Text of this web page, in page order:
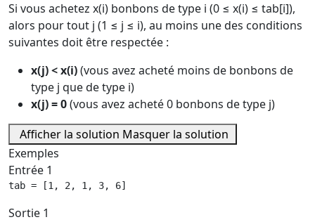
Si vous achetez x(i) bonbons de type i (0 ≤ x(i) ≤ tab[i]),
alors pour tout j (1 ≤ j ≤ i), au moins une des conditions
suivantes doit être respectée :
x(j) < x(i)(vous avez acheté moins de bonbons de
type j que de type i)
x(j) = 0(vous avez acheté 0 bonbons de type j)
Afficher la solution Masquer la solution
Exemples
Entrée 1
tab = [1, 2, 1, 3, 6]
Sortie 1